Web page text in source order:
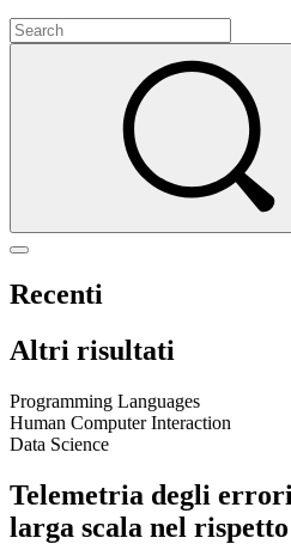
Recenti
Altri risultati
Programming Languages
Human Computer Interaction
Data Science
Telemetria degli
larga scala nel